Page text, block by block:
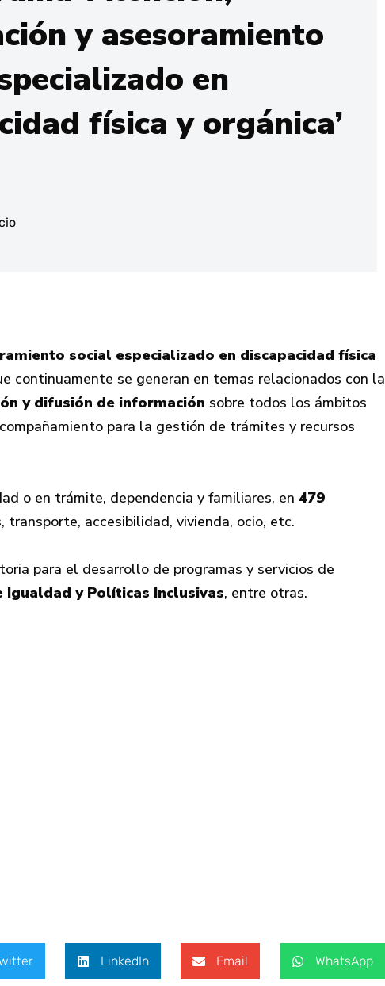
y asesoramiento
en
física y orgánica’
social especializado en discapacidad física
continuamente se generan en temas relacionados con la
y difusión de información sobre todos los ámbitos
para la gestión de trámites y recursos
o en trámite, dependencia y familiares, en 479
accesibilidad, vivienda, ocio, etc.
para el desarrollo de programas y servicios de
Igualdad y Políticas Inclusivas, entre otras.
LinkedIn Email WhatsApp